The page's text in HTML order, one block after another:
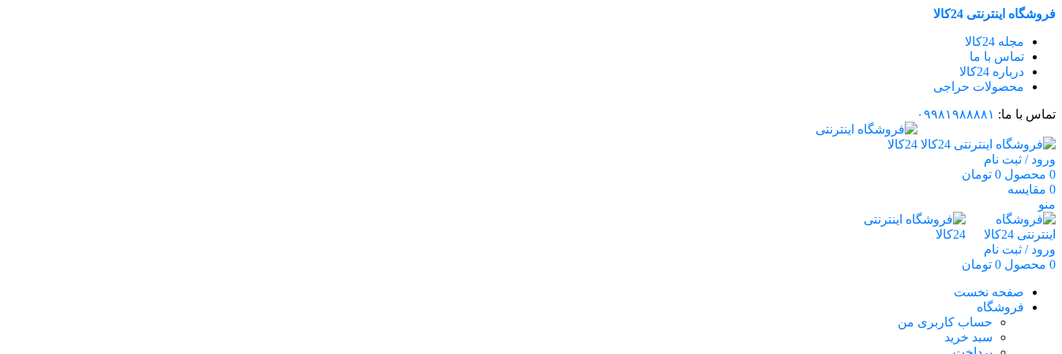
فروشگاه اینترنتی 24کالا
مجله 24کالا
تماس با ما
درباره 24کالا
محصولات حراجی
تماس با ما: ۰۹۹۸۱۹۸۸۸۸۱
ورود / ثبت نام
0 محصول 0 تومان
0 مقایسه
منو
ورود / ثبت نام
0 محصول 0 تومان
صفحه نخست
فروشگاه
حساب کاربری من
سبد خرید